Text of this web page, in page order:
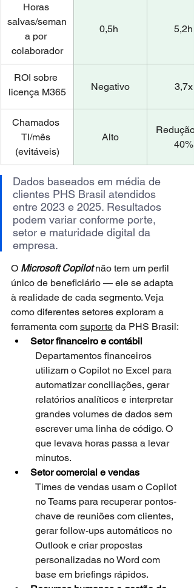
Horas
salvas/seman
a por
colaborador
0,5h 5,2h
ROI sobre
licença M365
Negativo 3,7x
Chamados
TI/mês
(evitáveis)
Alto
40%
Dados baseados em média de
clientes PHS Brasil atendidos
entre 2023 e 2025. Resultados
podem variar conforme porte,
setor e maturidade digital da
empresa.
O Microsoft Copilot não tem um perfil
único de beneficiário — ele se adapta
à realidade de cada segmento. Veja
como diferentes setores exploram a
ferramenta com suporte da PHS Brasil:
Setor financeiro e contábil
Departamentos financeiros
utilizam o Copilot no Excel para
automatizar conciliações, gerar
relatórios analíticos e interpretar
grandes volumes de dados sem
escrever uma linha de código. O
que levava horas passa a levar
minutos.
Setor comercial e vendas
Times de vendas usam o Copilot
no Teams para recuperar pontos-
chave de reuniões com clientes,
gerar follow-ups automáticos no
Outlook e criar propostas
personalizadas no Word com
base em briefings rápidos.